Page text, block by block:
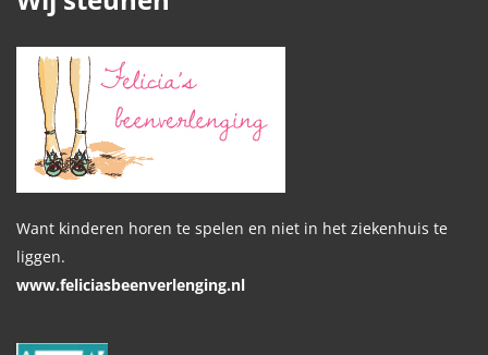
Want kinderen horen te spelen en niet in het ziekenhuis te
liggen.
www.feliciasbeenverlenging.nl